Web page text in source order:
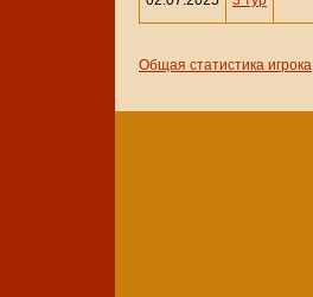
Общая статистика игрока